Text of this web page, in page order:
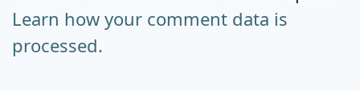
Learn how your comment data is
processed.